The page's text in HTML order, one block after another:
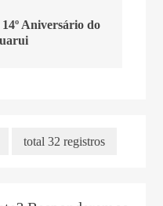
Aniversário do
total 32 registros